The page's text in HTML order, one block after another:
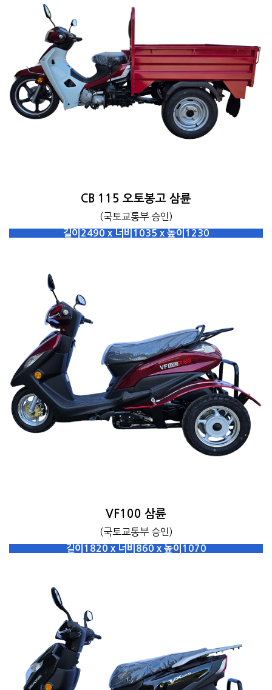
CB 115 오토봉고 삼륜
(국토교통부 승인)
길이2490 x 너비1035 x 높이1230
VF100 삼륜
(국토교통부 승인)
길이1820 x 너비860 x 높이1070